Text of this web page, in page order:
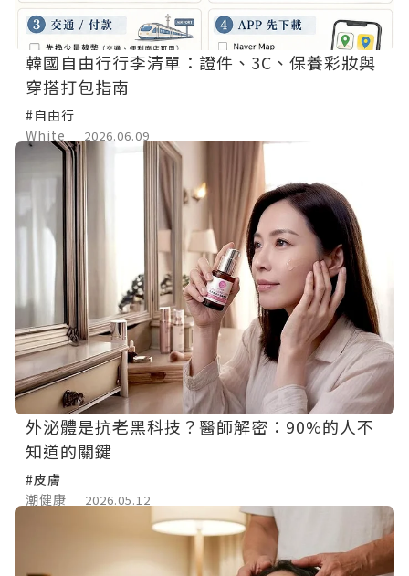
韓國自由行行李清單：證件、3C、保養彩妝與
穿搭打包指南
#自由行
White
2026.06.09
外泌體是抗老黑科技？醫師解密：90%的人不
知道的關鍵
#皮膚
潮健康
2026.05.12